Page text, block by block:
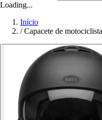
Loading...
Início
/ Capacete de